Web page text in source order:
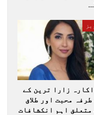
زارا ترین کے
طرفہ محبت اور طلاق
متعلق اہم انکشافات